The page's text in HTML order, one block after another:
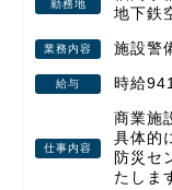
勤務地
地下鉄
業務内容 施設警
給与 時給
仕事内容
商業施
具体的
防災セ
たしま